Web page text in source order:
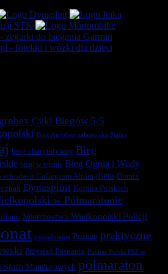
Cykl Biegów 5/5
Bieg Agrobex zalasewska Piątka
bieg charytatywny Bieg
biegi w terenie Bieg Ognia i Wody
schodach Collegium Altum dieta Domix
Dynasplint Korona Polskich
w Półmaratonie
Mistrzostwa Wielkopolski Policji
nawodnienie Poznań praktyczne
Przystań Posnania Puchar Polski PSP w
Mundurowych półmaraton